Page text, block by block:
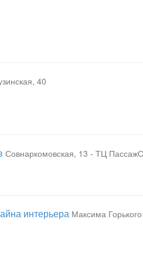
40
Совнаркомовская, 13 - ТЦ
интерьера Максима